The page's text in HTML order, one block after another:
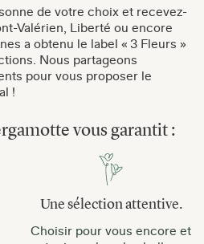
de votre choix et recevez-
Valérien, Liberté ou encore
a obtenu le label « 3 Fleurs »
Nous partageons
pour vous proposer le
!
vous garantit :
Une sélection attentive.
Choisir pour vous encore et